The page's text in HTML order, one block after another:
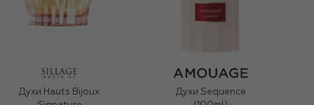
Духи Hauts Bijoux
Духи Sequence